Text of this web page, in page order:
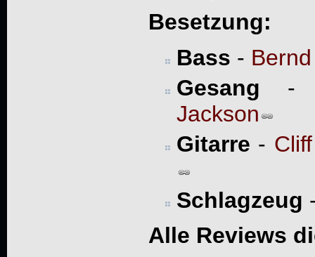
Besetzung:
Bass -
Gesang
Jackson
Gitarre -
Schlagzeug
Alle Reviews